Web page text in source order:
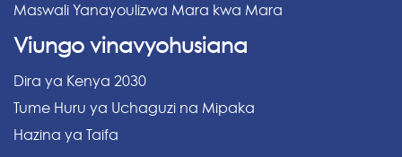
Maswali Yanayoulizwa Mara kwa Mara
Viungo vinavyohusiana
Dira ya Kenya 2030
Tume Huru ya Uchaguzi na Mipaka
Hazina ya Taifa